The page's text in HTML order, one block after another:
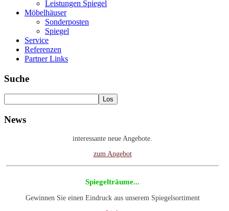
Leistungen Spiegel
Möbelhäuser
Sonderposten
Spiegel
Service
Referenzen
Partner Links
Suche
News
interessante neue Angebote.
zum Angebot
Spiegelträume...
Gewinnen Sie einen Eindruck aus unserem Spiegelsortiment